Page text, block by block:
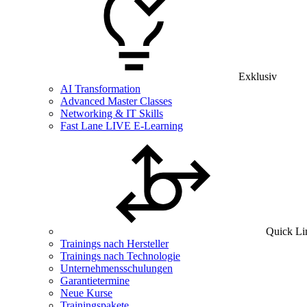
Exklusiv
AI Transformation
Advanced Master Classes
Networking & IT Skills
Fast Lane LIVE E-Learning
Quick
Trainings nach Hersteller
Trainings nach Technologie
Unternehmensschulungen
Garantietermine
Neue Kurse